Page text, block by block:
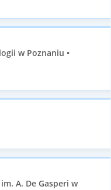
w Poznaniu •
A. De Gasperi w